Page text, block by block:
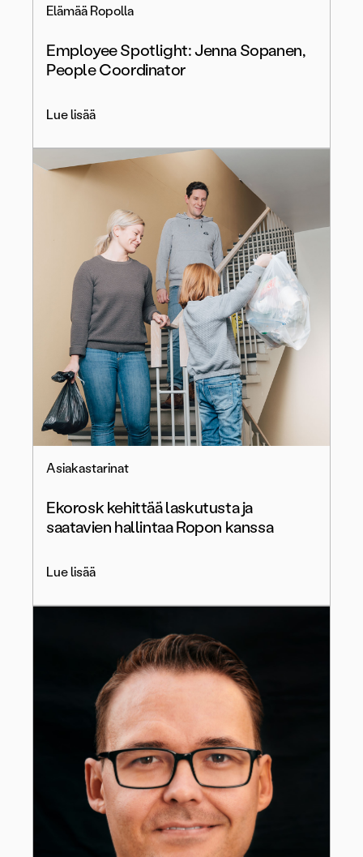
Elämää Ropolla
Employee Spotlight: Jenna Sopanen,
People Coordinator
Lue lisää
Asiakastarinat
Ekorosk kehittää laskutusta ja
saatavien hallintaa Ropon kanssa
Lue lisää